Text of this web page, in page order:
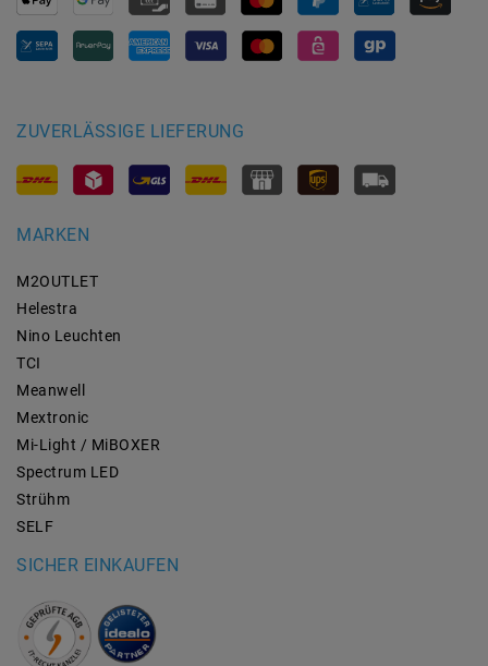
ZUVERLÄSSIGE LIEFERUNG
MARKEN
M2OUTLET
Helestra
Nino Leuchten
TCI
Meanwell
Mextronic
Mi-Light / MiBOXER
Spectrum LED
Strühm
SELF
SICHER EINKAUFEN